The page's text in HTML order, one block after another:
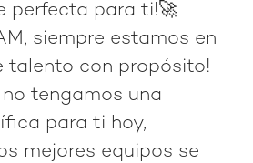
perfecta para ti!🚀
, siempre estamos en
talento con propósito!
tengamos una
para ti hoy,
mejores equipos se